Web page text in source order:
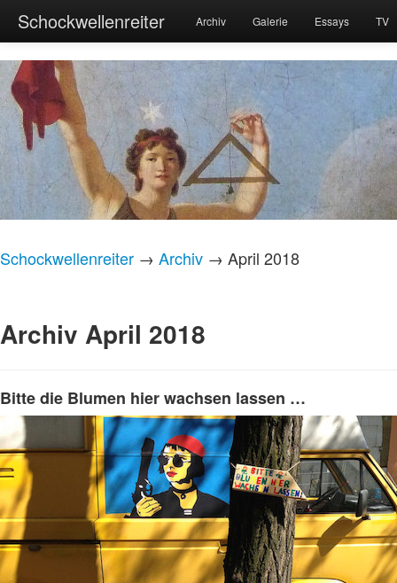
Schockwellenreiter Archiv Galerie Essays TV
Schockwellenreiter → Archiv → April 2018
Archiv April 2018
Bitte die Blumen hier wachsen lassen …